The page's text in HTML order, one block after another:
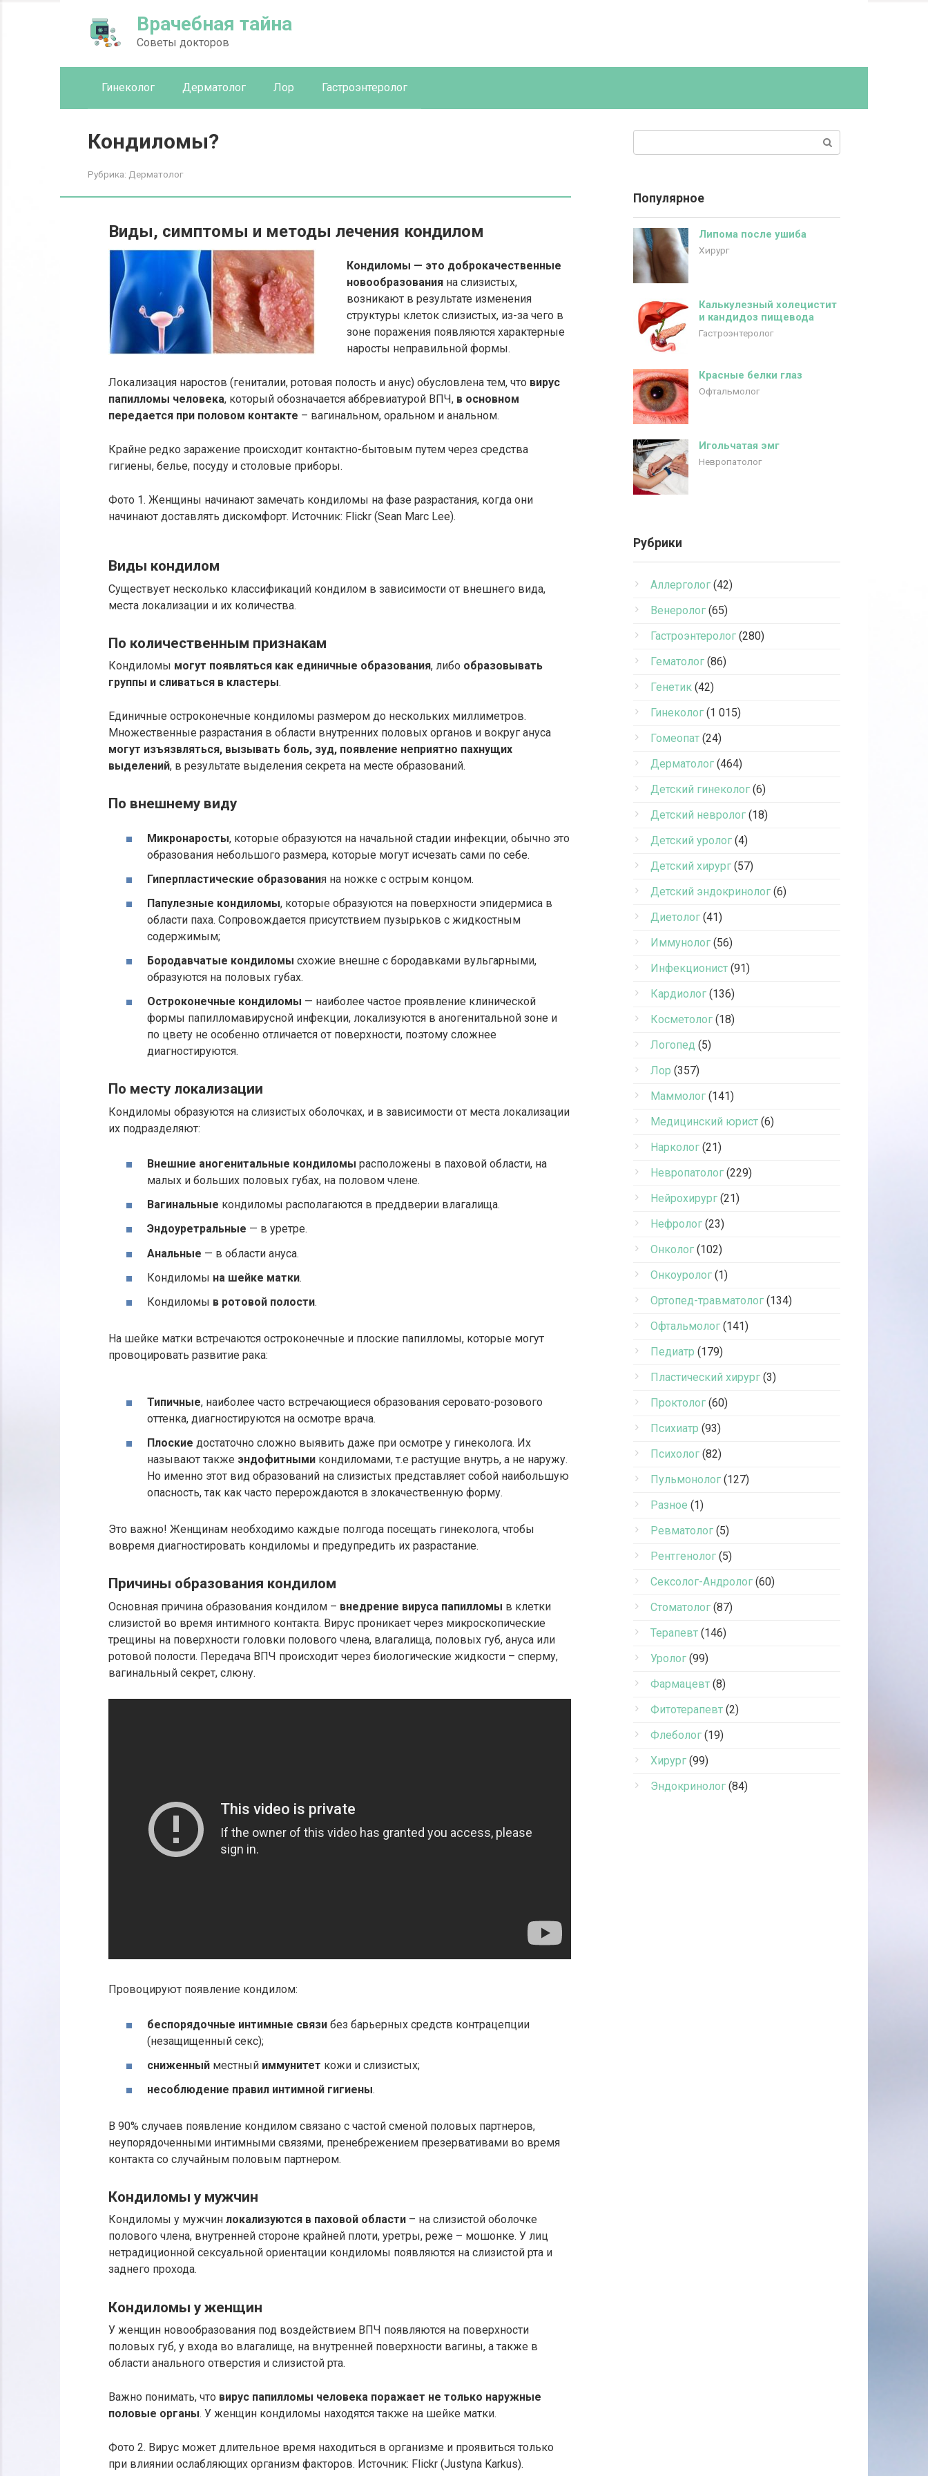
Врачебная тайна
Советы докторов
Гинеколог Дерматолог Лор Гастроэнтеролог
Кондиломы?
Рубрика: Дерматолог
Виды, симптомы и методы лечения кондилом
Кондиломы — это доброкачественные
новообразования на слизистых,
возникают в результате изменения
структуры клеток слизистых, из-за чего в
зоне поражения появляются характерные
наросты неправильной формы.
Локализация наростов (гениталии, ротовая полость и анус) обусловлена тем, что вирус
папилломы человека, который обозначается аббревиатурой ВПЧ, в основном
передается при половом контакте – вагинальном, оральном и анальном.
Крайне редко заражение происходит контактно-бытовым путем через средства
гигиены, белье, посуду и столовые приборы.
Фото 1. Женщины начинают замечать кондиломы на фазе разрастания, когда они
начинают доставлять дискомфорт. Источник: Flickr (Sean Marc Lee).
Виды кондилом
Существует несколько классификаций кондилом в зависимости от внешнего вида,
места локализации и их количества.
По количественным признакам
Кондиломы могут появляться как единичные образования, либо образовывать
группы и сливаться в кластеры.
Единичные остроконечные кондиломы размером до нескольких миллиметров.
Множественные разрастания в области внутренних половых органов и вокруг ануса
могут изъязвляться, вызывать боль, зуд, появление неприятно пахнущих
выделений, в результате выделения секрета на месте образований.
По внешнему виду
Микронаросты, которые образуются на начальной стадии инфекции, обычно это
образования небольшого размера, которые могут исчезать сами по себе.
Гиперпластические образования на ножке с острым концом.
Папулезные кондиломы, которые образуются на поверхности эпидермиса в
области паха. Сопровождается присутствием пузырьков с жидкостным
содержимым;
Бородавчатые кондиломы схожие внешне с бородавками вульгарными,
образуются на половых губах.
Остроконечные кондиломы — наиболее частое проявление клинической
формы папилломавирусной инфекции, локализуются в аногенитальной зоне и
по цвету не особенно отличается от поверхности, поэтому сложнее
диагностируются.
По месту локализации
Кондиломы образуются на слизистых оболочках, и в зависимости от места локализации
их подразделяют:
Внешние аногенитальные кондиломы расположены в паховой области, на
малых и больших половых губах, на половом члене.
Вагинальные кондиломы располагаются в преддверии влагалища.
Эндоуретральные — в уретре.
Анальные — в области ануса.
Кондиломы на шейке матки.
Кондиломы в ротовой полости.
На шейке матки встречаются остроконечные и плоские папилломы, которые могут
провоцировать развитие рака:
Типичные, наиболее часто встречающиеся образования серовато-розового
оттенка, диагностируются на осмотре врача.
Плоские достаточно сложно выявить даже при осмотре у гинеколога. Их
называют также эндофитными кондиломами, т.е растущие внутрь, а не наружу.
Но именно этот вид образований на слизистых представляет собой наибольшую
опасность, так как часто перерождаются в злокачественную форму.
Это важно! Женщинам необходимо каждые полгода посещать гинеколога, чтобы
вовремя диагностировать кондиломы и предупредить их разрастание.
Причины образования кондилом
Основная причина образования кондилом – внедрение вируса папилломы в клетки
слизистой во время интимного контакта. Вирус проникает через микроскопические
трещины на поверхности головки полового члена, влагалища, половых губ, ануса или
ротовой полости. Передача ВПЧ происходит через биологические жидкости – сперму,
вагинальный секрет, слюну.
Провоцируют появление кондилом:
беспорядочные интимные связи без барьерных средств контрацепции
(незащищенный секс);
сниженный местный иммунитет кожи и слизистых;
несоблюдение правил интимной гигиены.
В 90% случаев появление кондилом связано с частой сменой половых партнеров,
неупорядоченными интимными связями, пренебрежением презервативами во время
контакта со случайным половым партнером.
Кондиломы у мужчин
Кондиломы у мужчин локализуются в паховой области – на слизистой оболочке
полового члена, внутренней стороне крайней плоти, уретры, реже – мошонке. У лиц
нетрадиционной сексуальной ориентации кондиломы появляются на слизистой рта и
заднего прохода.
Кондиломы у женщин
У женщин новообразования под воздействием ВПЧ появляются на поверхности
половых губ, у входа во влагалище, на внутренней поверхности вагины, а также в
области анального отверстия и слизистой рта.
Важно понимать, что вирус папилломы человека поражает не только наружные
половые органы. У женщин кондиломы находятся также на шейке матки.
Фото 2. Вирус может длительное время находиться в организме и проявиться только
при влиянии ослабляющих организм факторов. Источник: Flickr (Justyna Karkus).
Популярное
Липома после ушиба
Хирург
Калькулезный холецистит
и кандидоз пищевода
Гастроэнтеролог
Красные белки глаз
Офтальмолог
Игольчатая эмг
Невропатолог
Рубрики
Аллерголог (42)
Венеролог (65)
Гастроэнтеролог (280)
Гематолог (86)
Генетик (42)
Гинеколог (1 015)
Гомеопат (24)
Дерматолог (464)
Детский гинеколог (6)
Детский невролог (18)
Детский уролог (4)
Детский хирург (57)
Детский эндокринолог (6)
Диетолог (41)
Иммунолог (56)
Инфекционист (91)
Кардиолог (136)
Косметолог (18)
Логопед (5)
Лор (357)
Маммолог (141)
Медицинский юрист (6)
Нарколог (21)
Невропатолог (229)
Нейрохирург (21)
Нефролог (23)
Онколог (102)
Онкоуролог (1)
Ортопед-травматолог (134)
Офтальмолог (141)
Педиатр (179)
Пластический хирург (3)
Проктолог (60)
Психиатр (93)
Психолог (82)
Пульмонолог (127)
Разное (1)
Ревматолог (5)
Рентгенолог (5)
Сексолог-Андролог (60)
Стоматолог (87)
Терапевт (146)
Уролог (99)
Фармацевт (8)
Фитотерапевт (2)
Флеболог (19)
Хирург (99)
Эндокринолог (84)